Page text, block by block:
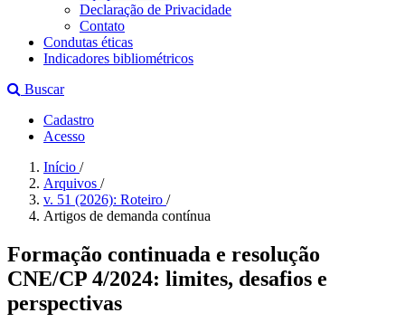
Declaração de Privacidade
Contato
Condutas éticas
Indicadores bibliométricos
Buscar
Cadastro
Acesso
Início /
Arquivos /
v. 51 (2026): Roteiro /
Artigos de demanda contínua
Formação continuada e resolução
CNE/CP 4/2024: limites, desafios e
perspectivas